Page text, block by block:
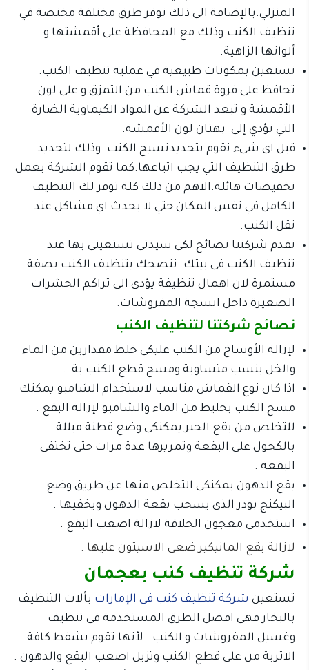
المنزلي.بالإضافة الى ذلك توفر طرق مختلفة مختصة في
تنظيف الكنب.وذلك مع المحافظة على أقمشتها و
ألوانها الزاهية.
نستعين بمكونات طبيعية في عملية تنظيف الكنب.
تحافظ على فروة قماش الكنب من التمزق و على لون
الأقمشة و تبعد الشركة عن المواد الكيماوية الضارة
التي تؤدي إلى بهتان لون الأقمشة.
قبل اى شىء نقوم بتحديدنسيج الكنب. وذلك لتحديد
طرق التنظيف التي يجب اتباعها.كما تقوم الشركة بعمل
تخفيضات هائلة.الاهم من ذلك كلة توفر لك التنظيف
الكامل في نفس المكان حتي لا يحدث اي مشاكل عند
نقل الكنب.
تقدم شركتنا نصائح لكى سيدتى تستعينى بها عند
تنظيف الكنب فى بيتك. ننصحك بتنظيف الكنب بصفة
مستمرة لان اهمال تنظيفة يؤدى الى تراكم الحشرات
الصغيرة داخل انسجة المفروشات.
نصائح شركتنا لتنظيف الكنب
لإزالة الأوساخ من الكنب عليكى خلط مقدارين من الماء
والخل بنسب متساوية ومسح قطع الكنب بة .
اذا كان نوع القماش مناسب لاستخدام الشامبو يمكنك
مسح الكنب بخليط من الماء والشامبو لإزالة البقع .
للتخلص من بقع الحبر يمكنكى وضع قطنة مبللة
بالكحول على البقعة وتمريرها عدة مرات حتى تختفى
البقعة .
بقع الدهون يمكنكى التخلص منها عن طريق وضع
البيكنج بودر الذى يسحب بقعة الدهون ويخفيها .
استخدمى معجون الحلاقة لازالة اصعب البقع .
لازالة بقع المانيكير ضعى الاسيتون عليها .
شركة تنظيف كنب بعجمان
تستعين شركة تنظيف كنب فى الإمارات بألات التنظيف
بالبخار فهى افضل الطرق المستخدمة فى تنظيف
وغسيل المفروشات و الكنب . لأنها تقوم بشفط كافة
الاتربة من على قطع الكنب وتزيل اصعب البقع والدهون .